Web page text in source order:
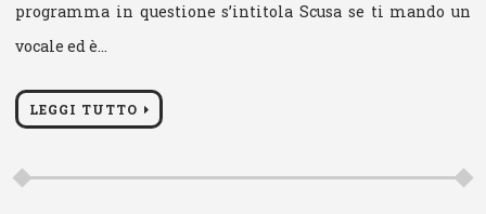
programma in questione s’intitola Scusa se ti mando un
vocale ed è…
LEGGI TUTTO